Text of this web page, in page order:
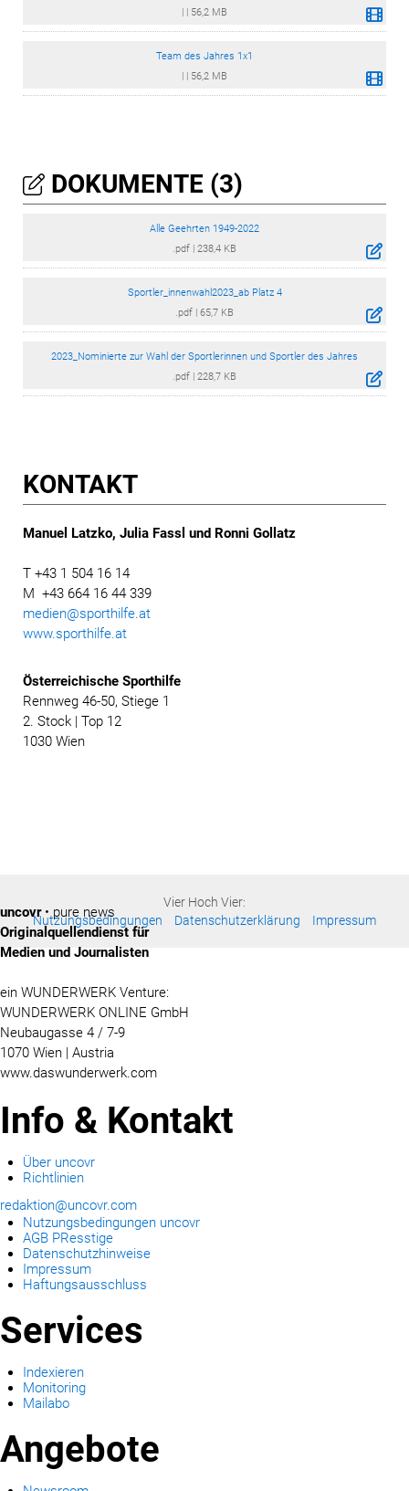
56,2 MB
Team des Jahres 1x1
56,2 MB
DOKUMENTE (3)
Alle Geehrten 1949-2022
.pdf
238,4 KB
Sportler_innenwahl2023_ab Platz 4
.pdf
65,7 KB
2023_Nominierte zur Wahl der Sportlerinnen und Sportler des Jahres
.pdf
228,7 KB
KONTAKT
Manuel Latzko, Julia Fassl und Ronni Gollatz
T +43 1 504 16 14
M +43 664 16 44 339
medien@sporthilfe.at
www.sporthilfe.at
Österreichische Sporthilfe
Rennweg 46-50, Stiege 1
2. Stock | Top 12
1030 Wien
Vier Hoch Vier:
Nutzungsbedingungen
Datenschutzerklärung Impressum
uncovr• pure news
Originalquellendienst für
Medien und Journalisten
ein WUNDERWERK Venture:
WUNDERWERK ONLINE GmbH
Neubaugasse 4 / 7-9
1070 Wien | Austria
www.daswunderwerk.com
Info & Kontakt
Über uncovr
Richtlinien
redaktion@uncovr.com
Nutzungsbedingungen uncovr
AGB PResstige
Datenschutzhinweise
Impressum
Haftungsausschluss
Services
Indexieren
Monitoring
Mailabo
Angebote